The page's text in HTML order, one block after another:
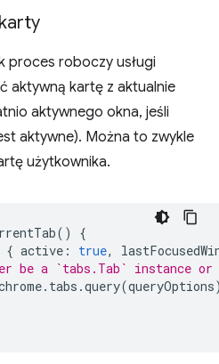
proces roboczy usługi
aktywną kartę z aktualnie
aktywnego okna, jeśli
aktywne). Można to zwykle
użytkownika.
()
{
{ active : true,
a `tabs.Tab` instance or
. tabs .query(queryOptions